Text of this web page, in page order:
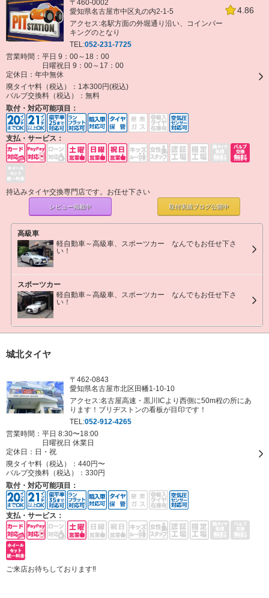
4.86
〒460-0002
愛知県名古屋市中区丸の内2-1-5
アクセス:名駅方面の外堀通り沿い、コインパー
キングのとなり
TEL:052-231-7725
営業時間：平日 9：00～18：00
日曜祝日 9：00～17：00
定休日： 年中無休
廃タイヤ料（税込）： 1本300円(税込)
バルブ交換料（税込）： 無料
取付・対応可能項目：
支払・サービス：
持込みタイヤ交換専門店です。お任せ下さい
レビュー掲載中 取付実績ブログ公開中
高級車
軽自動車～高級車、スポーツカー なんでもお任せ下さ
い！
スポーツカー
軽自動車～高級車、スポーツカー なんでもお任せ下さ
い！
城北タイヤ
〒462-0843
愛知県名古屋市北区田幡1-10-10
アクセス:名古屋高速・黒川ICより西側に50m程の所にあ
ります！ブリヂストンの看板が目印です！
TEL:052-912-4265
営業時間：平日 8:30〜18:00
日曜祝日 休業日
定休日： 日・祝
廃タイヤ料（税込）： 440円〜
バルブ交換料（税込）： 330円
取付・対応可能項目：
支払・サービス：
ご来店お待ちしております‼︎